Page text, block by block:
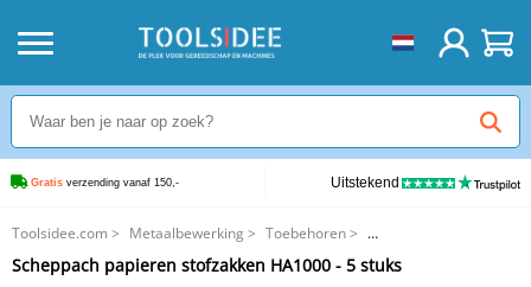
Gratis verzending vanaf 150,- Uitstekend
Toolsidee.com > Metaalbewerking > Toebehoren>
Scheppach papieren stofzakken HA1000 - 5 stuks
Scheppach papieren stofzakken HA1000 - 5 stuks